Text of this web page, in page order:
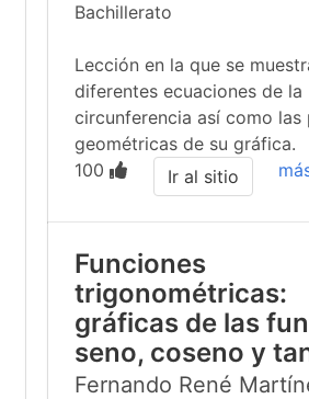
Bachillerato
Lección en la que se
diferentes ecuaciones de la
circunferencia así como las
geométricas de su gráfica.
100
Ir al sitio
Funciones
trigonométricas:
gráficas de las
seno, coseno y
Fernando René